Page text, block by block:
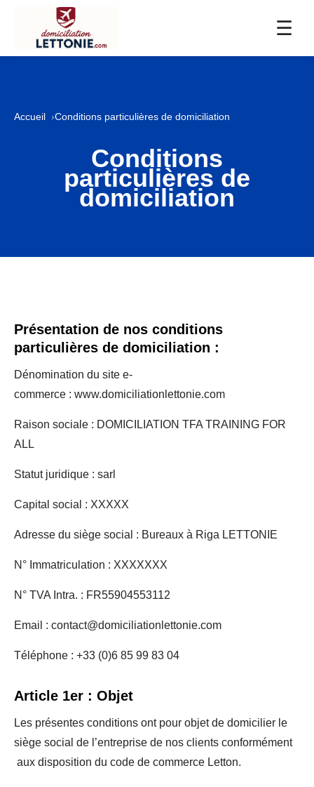
☰
Accueil Conditions particulières de domiciliation
Conditions
particulières de
domiciliation
Présentation de nos conditions
particulières de domiciliation :
Dénomination du site e-
commerce : www.domiciliationlettonie.com
Raison sociale : DOMICILIATION TFA TRAINING FOR
ALL
Statut juridique : sarl
Capital social : XXXXX
Adresse du siège social : Bureaux à Riga LETTONIE
N° Immatriculation : XXXXXXX
N° TVA Intra. : FR55904553112
Email : contact@domiciliationlettonie.com
Téléphone : +33 (0)6 85 99 83 04
Article 1er : Objet
Les présentes conditions ont pour objet de domicilier le
siège social de l’entreprise de nos clients conformément
aux disposition du code de commerce Letton.